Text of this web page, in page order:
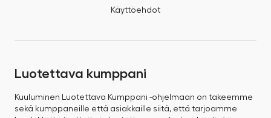
Käyttöehdot
Luotettava kumppani
Kuuluminen Luotettava Kumppani -ohjelmaan on takeemme
sekä kumppaneille että asiakkaille siitä, että tarjoamme